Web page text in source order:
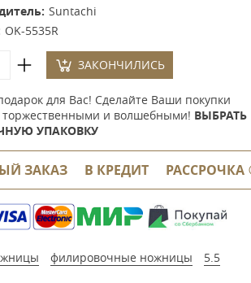
Suntachi
OK-5535R
ЗАКОНЧИЛИСЬ
для Вас! Сделайте Ваши покупки
торжественными и волшебными! ВЫБРАТЬ
УПАКОВКУ
ЗАКАЗ В КРЕДИТ РАССРОЧКА
филировочные ножницы 5.5